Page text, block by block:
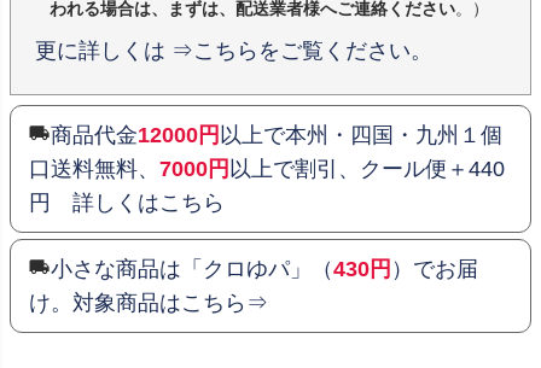
われる場合は、まずは、配送業者様へご連絡ください。）
更に詳しくは ⇒こちらをご覧ください。
商品代金12000円 以上で本州・四国・九州１個
口送料無料、 7000円 以上で割引、クール便＋440
円 詳しくはこちら
小さな商品は「クロゆパ」（430円 ）でお届
け。対象商品はこちら⇒